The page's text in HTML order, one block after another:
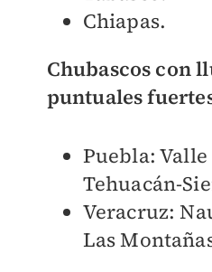
Chiapas.
Chubascos con
puntuales
Puebla:
Tehuacán-
Veracruz:
Las